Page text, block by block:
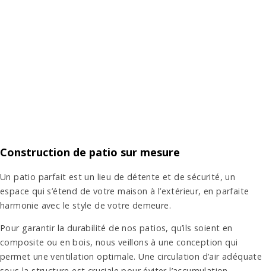
Construction de patio sur mesure
Un patio parfait est un lieu de détente et de sécurité, un
espace qui s’étend de votre maison à l’extérieur, en parfaite
harmonie avec le style de votre demeure.
Pour garantir la durabilité de nos patios, qu’ils soient en
composite ou en bois, nous veillons à une conception qui
permet une ventilation optimale. Une circulation d’air adéquate